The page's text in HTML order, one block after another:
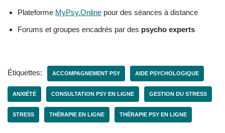
Plateforme MyPsy.Online pour des séances à distance
Forums et groupes encadrés par des psycho experts
Étiquettes: ACCOMPAGNEMENT PSY AIDE PSYCHOLOGIQUE
ANXIÉTÉ CONSULTATION PSY EN LIGNE GESTION DU STRESS
STRESS THÉRAPIE EN LIGNE THÉRAPIE PSY EN LIGNE